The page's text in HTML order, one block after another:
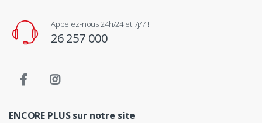
Appelez-nous 24h/24 et 7j/7 !
26 257 000
ENCORE PLUS sur notre site